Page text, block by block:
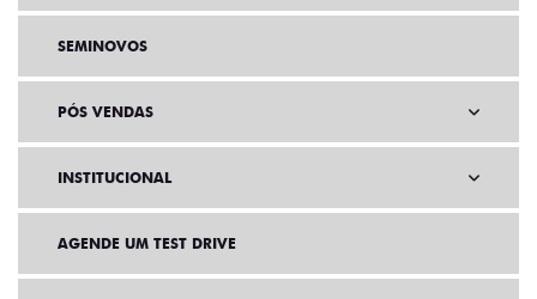
SEMINOVOS
PÓS VENDAS
INSTITUCIONAL
AGENDE UM TEST DRIVE